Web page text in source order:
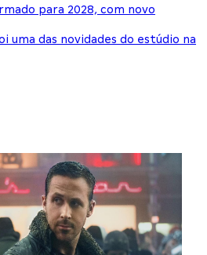
para 2028, com novo
uma das novidades do estúdio na